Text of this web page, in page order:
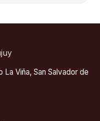
La Viña, San Salvador de